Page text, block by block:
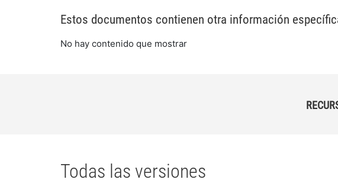
Estos documentos contienen otra información
No hay contenido que mostrar
Todas las versiones